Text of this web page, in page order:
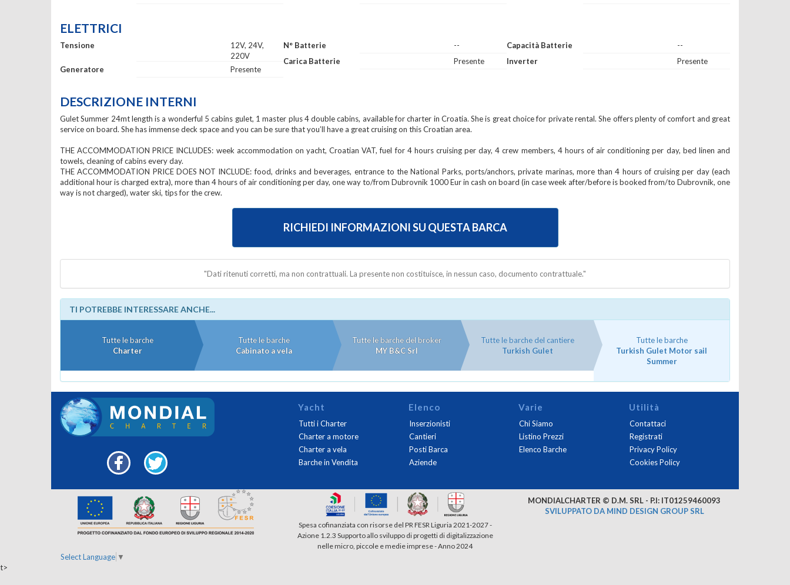
ELETTRICI
Tensione
12V, 24V,
220V
Generatore
Presente
N° Batterie
--
Carica Batterie
Presente
Capacità Batterie
--
Inverter
Presente
DESCRIZIONE INTERNI
Gulet Summer 24mt length is a wonderful 5 cabins gulet, 1 master plus 4 double cabins, available for charter in Croatia. She is great choice for private rental. She offers plenty of comfort and great
service on board. She has immense deck space and you can be sure that you’ll have a great cruising on this Croatian area.
THE ACCOMMODATION PRICE INCLUDES: week accommodation on yacht, Croatian VAT, fuel for 4 hours cruising per day, 4 crew members, 4 hours of air conditioning per day, bed linen and
towels, cleaning of cabins every day.
THE ACCOMMODATION PRICE DOES NOT INCLUDE: food, drinks and beverages, entrance to the National Parks, ports/anchors, private marinas, more than 4 hours of cruising per day (each
additional hour is charged extra), more than 4 hours of air conditioning per day, one way to/from Dubrovnik 1000 Eur in cash on board (in case week after/before is booked from/to Dubrovnik, one
way is not charged), water ski, tips for the crew.
RICHIEDI INFORMAZIONI SU QUESTA BARCA
"Dati ritenuti corretti, ma non contrattuali. La presente non costituisce, in nessun caso, documento contrattuale."
TI POTREBBE INTERESSARE ANCHE...
Tutte le barche
Charter
Tutte le barche
Cabinato a vela
Tutte le barche del broker
MY B&C Srl
Tutte le barche del cantiere
Turkish Gulet
Tutte le barche
Turkish Gulet Motor sail
Summer
FacebookTwitter
Yacht
Tutti i Charter
Charter a motore
Charter a vela
Barche in Vendita
Elenco
Inserzionisti
Cantieri
Posti Barca
Aziende
Varie
Chi Siamo
Listino Prezzi
Elenco Barche
Utilità
Contattaci
Registrati
Privacy Policy
Cookies Policy
Spesa cofinanziata con risorse del PR FESR Liguria 2021-2027 -
Azione 1.2.3 Supporto allo sviluppo di progetti di digitalizzazione
nelle micro, piccole e medie imprese - Anno 2024
MONDIALCHARTER © D.M. SRL - P.I: IT01259460093
SVILUPPATO DA MIND DESIGN GROUP SRL
Select Language ▼
t>